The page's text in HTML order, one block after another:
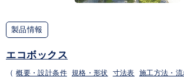
製品情報
エコボックス
（ 概要・設計条件 規格・形状 寸法表 施工方法・